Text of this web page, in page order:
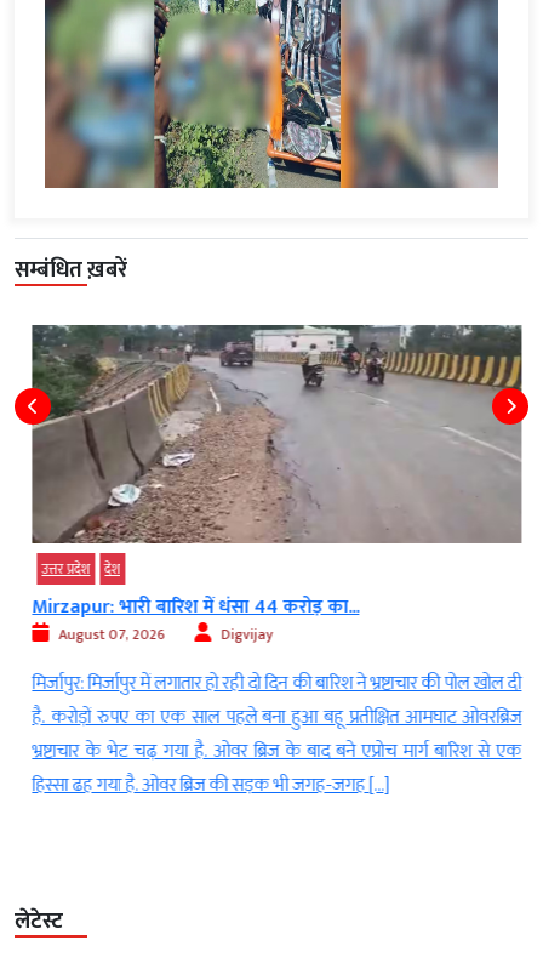
सम्बंधित ख़बरें
उत्तर प्रदेश देश
Mirzapur: भारी बारिश में धंसा 44 करोड़ का...
August 07, 2026 Digvijay
मिर्जापुर: मिर्जापुर में लगातार हो रही दो दिन की बारिश ने भ्रष्टाचार की पोल खोल दी
है. करोड़ों रुपए का एक साल पहले बना हुआ बहू प्रतीक्षित आमघाट ओवरब्रिज
भ्रष्टाचार के भेट चढ़ गया है. ओवर ब्रिज के बाद बने एप्रोच मार्ग बारिश से एक
हिस्सा ढह गया है. ओवर ब्रिज की सड़क भी जगह-जगह […]
लेटेस्ट